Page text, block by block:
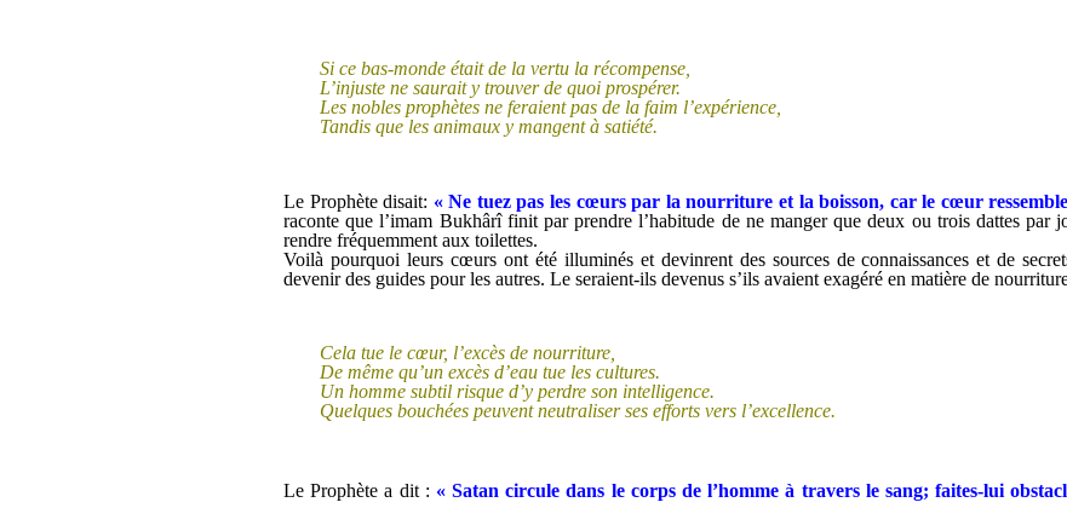
Si ce bas-monde était de la vertu la récompense,
L’injuste ne saurait y trouver de quoi prospérer.
Les nobles prophètes ne feraient pas de la faim l’expérience,
Tandis que les animaux y mangent à satiété.
Le Prophète disait: « Ne tuez pas les cœurs par la nourriture et la boisson, car le cœur
raconte que l’imam Bukhârî finit par prendre l’habitude de ne manger que deux ou trois dattes
rendre fréquemment aux toilettes.
Voilà pourquoi leurs cœurs ont été illuminés et devinrent des sources de connaissances et de
devenir des guides pour les autres. Le seraient-ils devenus s’ils avaient exagéré en matière de
Cela tue le cœur, l’excès de nourriture,
De même qu’un excès d’eau tue les cultures.
Un homme subtil risque d’y perdre son intelligence.
Quelques bouchées peuvent neutraliser ses efforts vers l’excellence.
Le Prophète a dit : « Satan circule dans le corps de l’homme à travers le sang; faites-lui